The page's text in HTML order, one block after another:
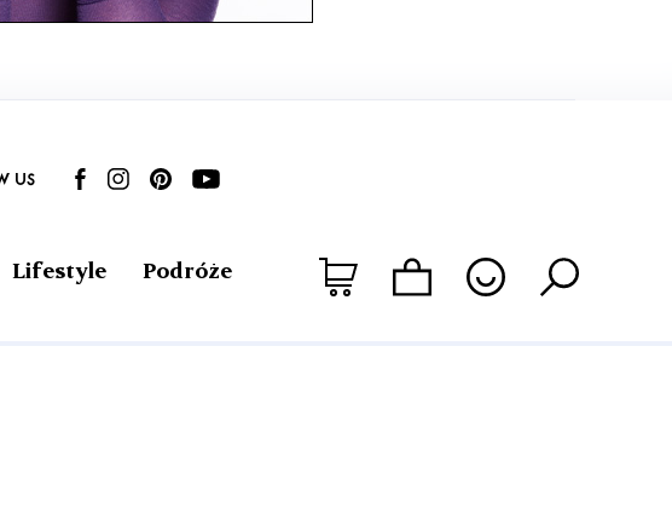
US
Lifestyle Podróże